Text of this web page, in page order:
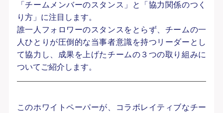
「チームメンバーのスタンス」と「協力関係のつく
り方」に注目します。
誰一人フォロワーのスタンスをとらず、チームの一
人ひとりが圧倒的な当事者意識を持つリーダーとし
て協力し、成果を上げたチームの３つの取り組みに
ついてご紹介します。
このホワイトペーパーが、コラボレイティブなチー